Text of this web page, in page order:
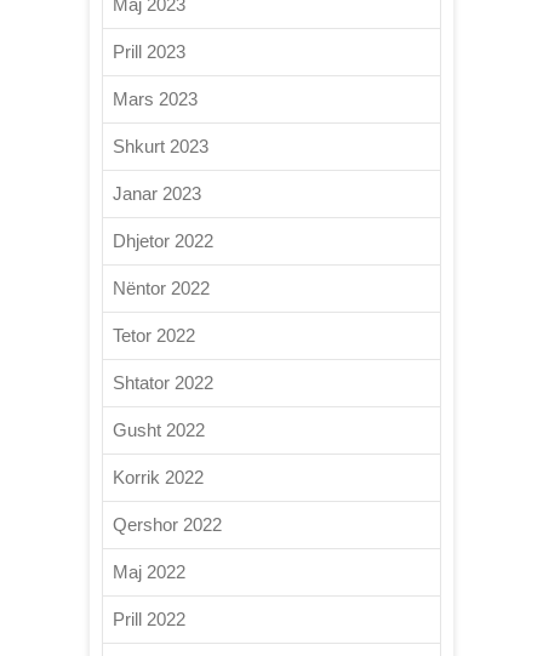
Prill 2023
Mars 2023
Shkurt 2023
Janar 2023
Dhjetor 2022
Nëntor 2022
Tetor 2022
Shtator 2022
Gusht 2022
Korrik 2022
Qershor 2022
Maj 2022
Prill 2022